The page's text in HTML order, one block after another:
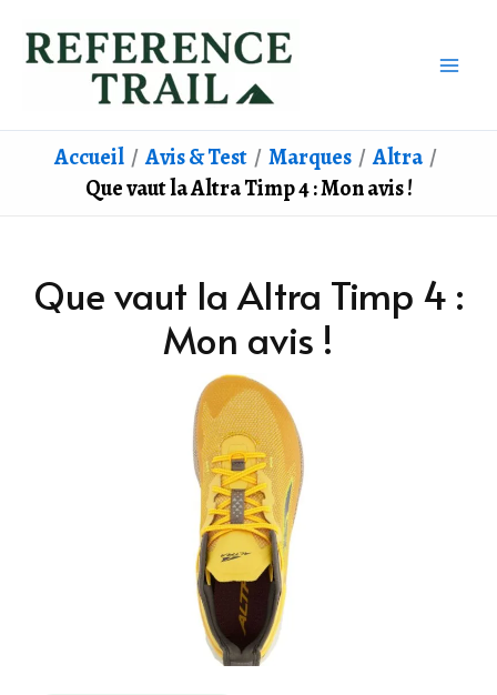
Accueil Avis & Test Marques
Altra
Que vaut la Altra Timp 4 : Mon avis !
Que vaut la Altra Timp 4 :
Mon avis !